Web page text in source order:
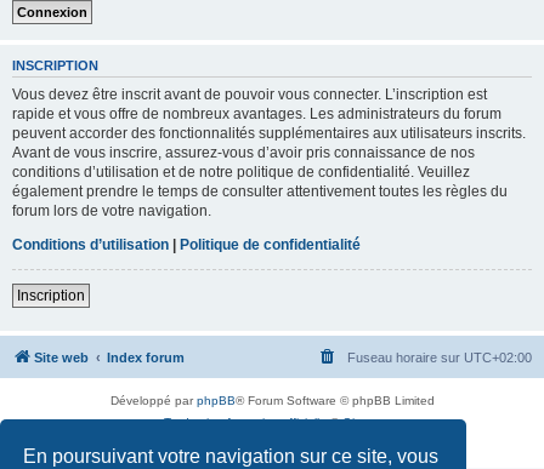
En poursuivant votre navigation sur ce site, vous
INSCRIPTION
Vous devez être inscrit avant de pouvoir vous connecter. L’inscription est
rapide et vous offre de nombreux avantages. Les administrateurs du forum
peuvent accorder des fonctionnalités supplémentaires aux utilisateurs inscrits.
Avant de vous inscrire, assurez-vous d’avoir pris connaissance de nos
conditions d’utilisation et de notre politique de confidentialité. Veuillez
également prendre le temps de consulter attentivement toutes les règles du
forum lors de votre navigation.
Conditions d’utilisation | Politique de confidentialité
Inscription
Site web Index forum Fuseau horaire sur UTC+02:00
Développé parphpBB® Forum Software © phpBB Limited
Traduction française officielle©Qiaeru